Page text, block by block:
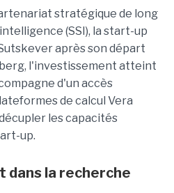
stratégique de long
(SSI), la start-up
après son départ
l'investissement atteint
d'un accès
de calcul Vera
les capacités
up.
dans la recherche